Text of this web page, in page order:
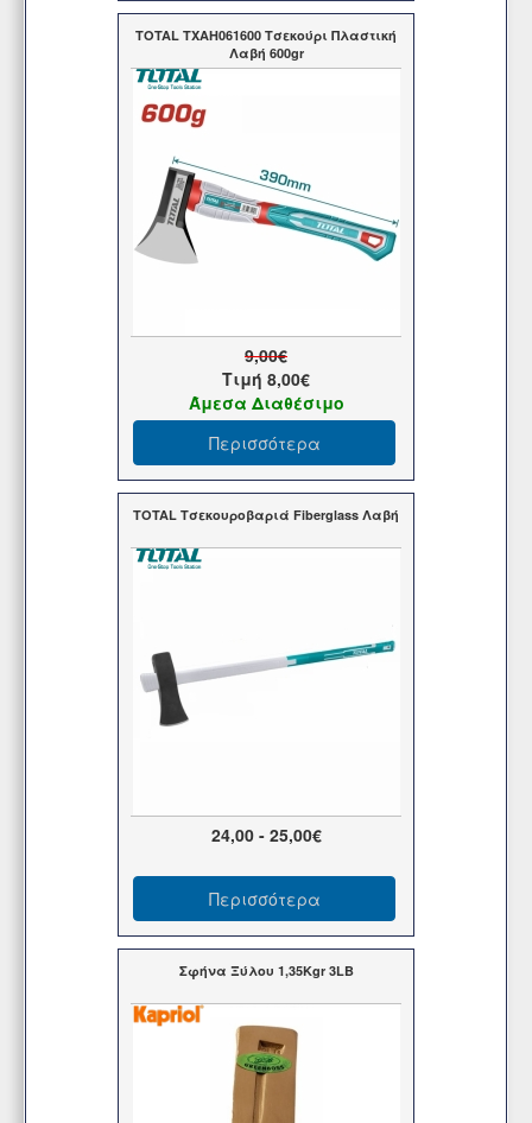
TOTAL TXAH061600 Τσεκούρι Πλαστική
Λαβή 600gr
9,00€
Τιμή 8,00€
Άμεσα Διαθέσιμο
Περισσότερα
TOTAL Τσεκουροβαριά Fiberglass Λαβή
24,00 - 25,00€
Περισσότερα
Σφήνα Ξύλου 1,35Kgr 3LB